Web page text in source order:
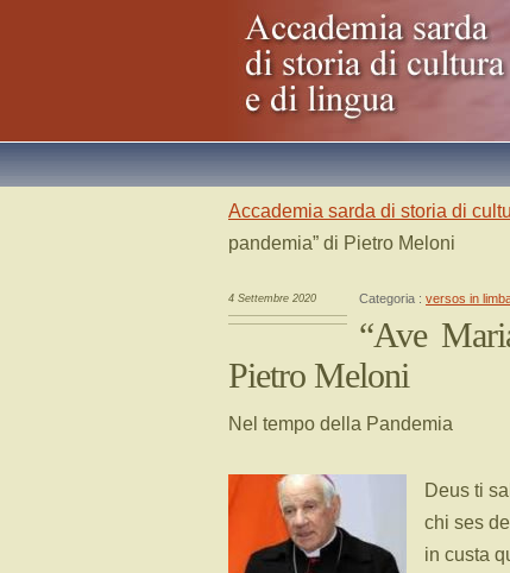
Accademia sarda di storia di
pandemia” di Pietro Meloni
4 Settembre 2020 Categoria : versos in
“Ave
Pietro Meloni
Nel tempo della Pandemia
Deus ti
chi ses
in custa